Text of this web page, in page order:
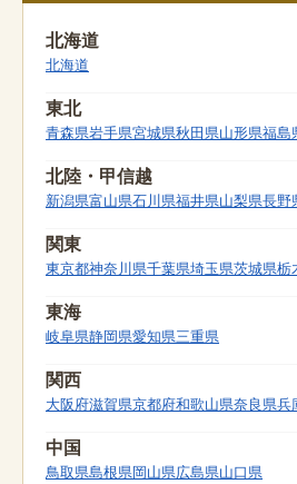
北海道
北海道
東北
青森県岩手県宮城県秋田県山形県福島
北陸・甲信越
新潟県富山県石川県福井県山梨県長野
関東
東京都神奈川県千葉県埼玉県茨城県栃
東海
岐阜県静岡県愛知県三重県
関西
大阪府滋賀県京都府和歌山県奈良県兵
中国
鳥取県島根県岡山県広島県山口県